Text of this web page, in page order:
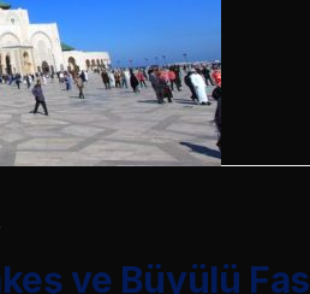
ve Büyülü Fas